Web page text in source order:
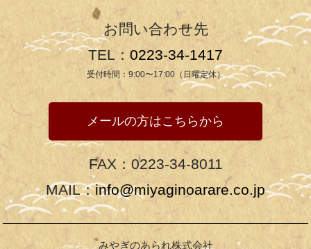
お問い合わせ先
TEL： 0223-34-1417
受付時間：9:00〜17:00（日曜定休）
メールの方はこちらから
FAX：0223-34-8011
MAIL：info@miyaginoarare.co.jp
みやぎのあられ株式会社